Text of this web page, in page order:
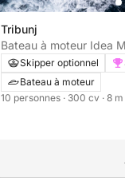
Tribunj
Bateau à moteur Idea
Sundeck 300cv
Skipper optionnel
Bateau à moteur
10 personnes · 300 cv · 8 m